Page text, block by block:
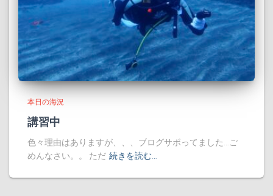
本日の海況
講習中
色々理由はありますが、、、ブログサボってました…ご
めんなさい。。 ただ 続きを読む…